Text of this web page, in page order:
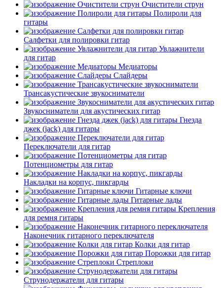
Очистители струн
Полироли для
гитары
Салфетки для полировки гитар
Увлажнители
для гитар
Медиаторы
Слайдеры
Трансакустические звукосниматели
Звукосниматели для акустических гитар
Гнезда
джек (jack) для гитары
Переключатели для гитар
Потенциометры для гитар
Накладки на корпус, пикгарды
Гитарные ключи
Гитарные лады
Крепления
для ремня гитары
Наконечник гитарного переключателя
Колки для гитар
Порожки для гитар
Стреплоки
Струнодержатели для гитары